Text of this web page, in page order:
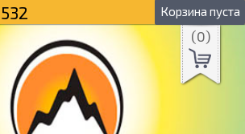
Корзина пуста
(0)